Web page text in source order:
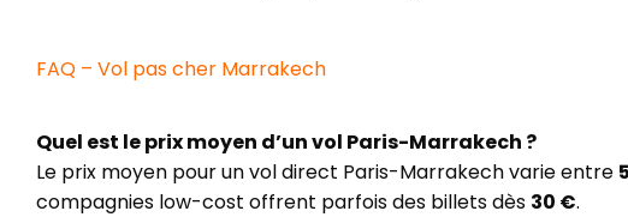
FAQ – Vol pas cher Marrakech
Quel est le prix moyen d’un vol Paris-Marrakech ?
Le prix moyen pour un vol direct Paris-Marrakech varie entre
compagnies low-cost offrent parfois des billets dès 30 €.